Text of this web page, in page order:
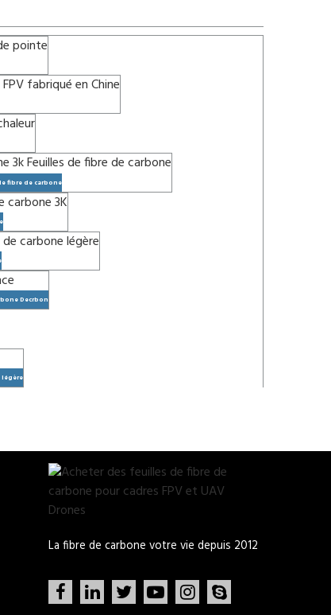
fibre de carbone
Decrbon
légère
La fibre de carbone votre vie depuis 2012